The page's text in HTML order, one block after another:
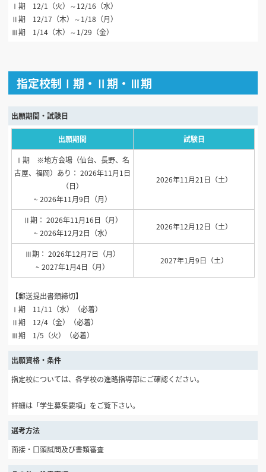
Ⅰ期 12/1（火）～12/16（水）
Ⅱ期 12/17（木）～1/18（月）
Ⅲ期 1/14（木）～1/29（金）
指定校制Ⅰ期・Ⅱ期・Ⅲ期
出願期間・試験日
出願期間 試験日
Ⅰ期 ※地方会場（仙台、長野、名
古屋、福岡）あり： 2026年11月1日
（日）
~ 2026年11月9日（月）
2026年11月21日（土）
Ⅱ期： 2026年11月16日（月）
~ 2026年12月2日（水）
2026年12月12日（土）
Ⅲ期： 2026年12月7日（月）
~ 2027年1月4日（月）
2027年1月9日（土）
【郵送提出書類締切】
Ⅰ期 11/11（水）（必着）
Ⅱ期 12/4（金）（必着）
Ⅲ期 1/5（火）（必着）
出願資格・条件
指定校については、各学校の進路指導部にご確認ください。
詳細は「学生募集要項」をご覧下さい。
選考方法
面接・口頭試問及び書類審査